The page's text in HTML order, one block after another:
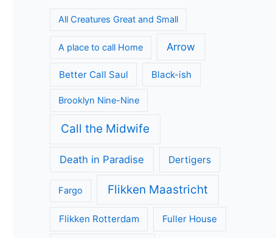
All Creatures Great and Small
A place to call Home Arrow
Better Call Saul Black-ish
Brooklyn Nine-Nine
Call the Midwife
Death in Paradise Dertigers
Fargo Flikken Maastricht
Flikken Rotterdam Fuller House